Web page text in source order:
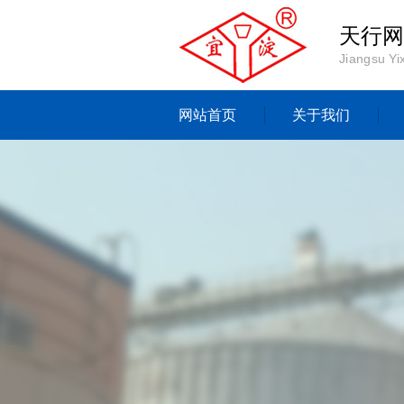
天行网
Jiangsu
网站首页 关于我们